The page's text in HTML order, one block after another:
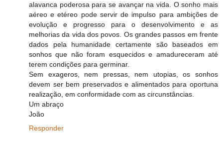
alavanca poderosa para se avançar na vida. O sonho mais
aéreo e etéreo pode servir de impulso para ambições de
evolução e progresso para o desenvolvimento e as
melhorias da vida dos povos. Os grandes passos em frente
dados pela humanidade certamente são baseados em
sonhos que não foram esquecidos e amadureceram até
terem condições para germinar.
Sem exageros, nem pressas, nem utopias, os sonhos
devem ser bem preservados e alimentados para oportuna
realização, em conformidade com as circunstâncias.
Um abraço
João
Responder